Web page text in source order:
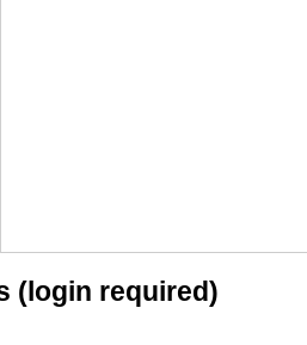
(login required)